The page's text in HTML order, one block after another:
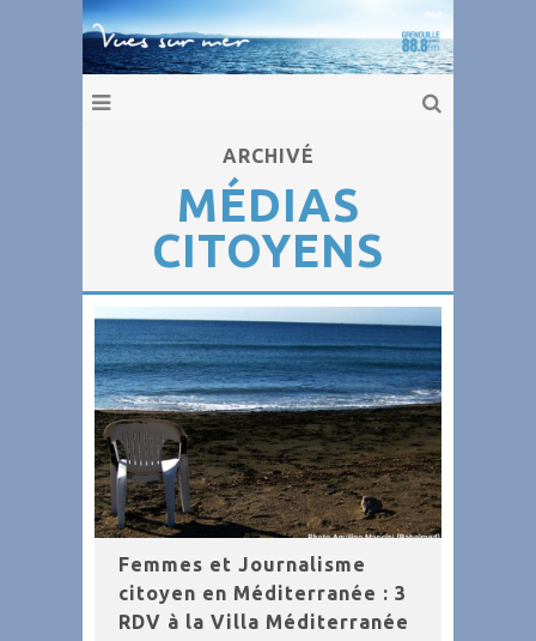
ARCHIVÉ
MÉDIAS
CITOYENS
Femmes et Journalisme
citoyen en Méditerranée : 3
RDV à la Villa Méditerranée